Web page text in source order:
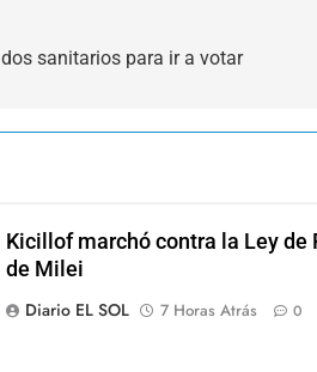
sanitarios para ir a votar
Kicillof marchó contra la Ley de
de Milei
Diario EL SOL
7 Horas Atrás 0